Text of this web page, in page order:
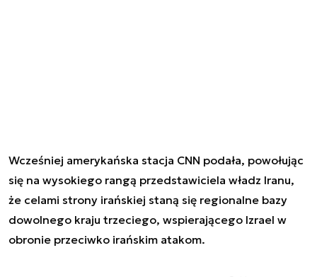
Wcześniej amerykańska stacja CNN podała, powołując
się na wysokiego rangą przedstawiciela władz Iranu,
że celami strony irańskiej staną się regionalne bazy
dowolnego kraju trzeciego, wspierającego Izrael w
obronie przeciwko irańskim atakom.